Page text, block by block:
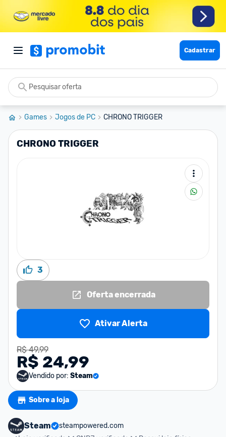
Cadastrar
Games Jogos de PC CHRONO TRIGGER
CHRONO TRIGGER
3
Oferta encerrada
Ativar Alerta
R$ 49,99
R$ 24,99
Vendido por: Steam
Sobre a loja
Steam
steampowered.com